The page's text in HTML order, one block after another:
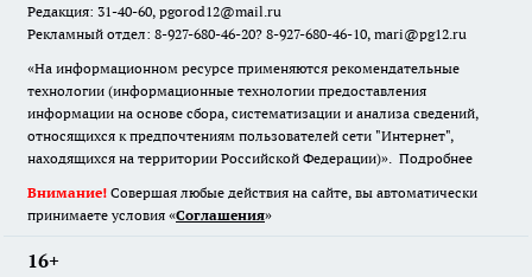
Редакция: 31-40-60, pgorod12@mail.ru
Рекламный отдел: 8-927-680-46-20? 8-927-680-46-10, mari@pg12.ru
«На информационном ресурсе применяются рекомендательные
технологии (информационные технологии предоставления
информации на основе сбора, систематизации и анализа сведений,
относящихся к предпочтениям пользователей сети "Интернет",
находящихся на территории Российской Федерации)». Подробнее
Внимание! Совершая любые действия на сайте, вы автоматически
принимаете условия «Cоглашения»
16+